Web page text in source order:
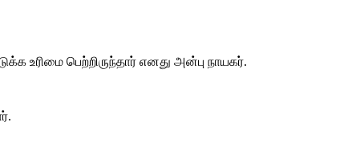
உரிமை பெற்றிருந்தார் எனது அன்பு நாயகர்.